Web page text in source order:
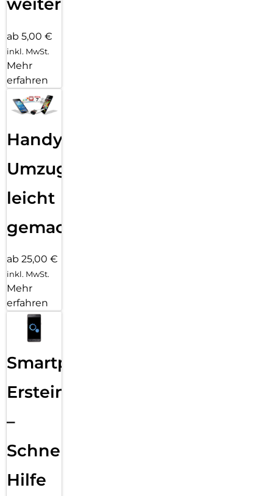
weiter
ab 5,00 €
inkl. MwSt.
Mehr
erfahren
Handy
Umzug
leicht
gemacht!
ab 25,00 €
inkl. MwSt.
Mehr
erfahren
Smartphone
Ersteinrichtung
–
Schnelle
Hilfe